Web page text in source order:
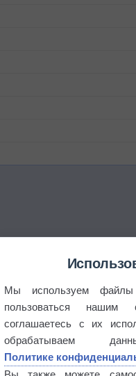
выпадал дождь
Мы используем
пользоваться
соглашаетесь с их
обрабатываем
Политике